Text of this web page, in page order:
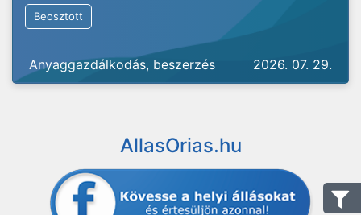
Beosztott
Anyaggazdálkodás, beszerzés 2026. 07. 29.
AllasOrias.hu